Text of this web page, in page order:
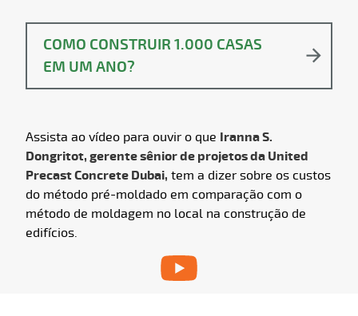
COMO CONSTRUIR 1.000 CASAS
EM UM ANO?
Assista ao vídeo para ouvir o que Iranna S.
Dongritot, gerente sênior de projetos da United
Precast Concrete Dubai, tem a dizer sobre os custos
do método pré-moldado em comparação com o
método de moldagem no local na construção de
edifícios.